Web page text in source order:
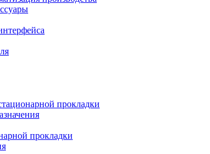
прокладки
прокладки